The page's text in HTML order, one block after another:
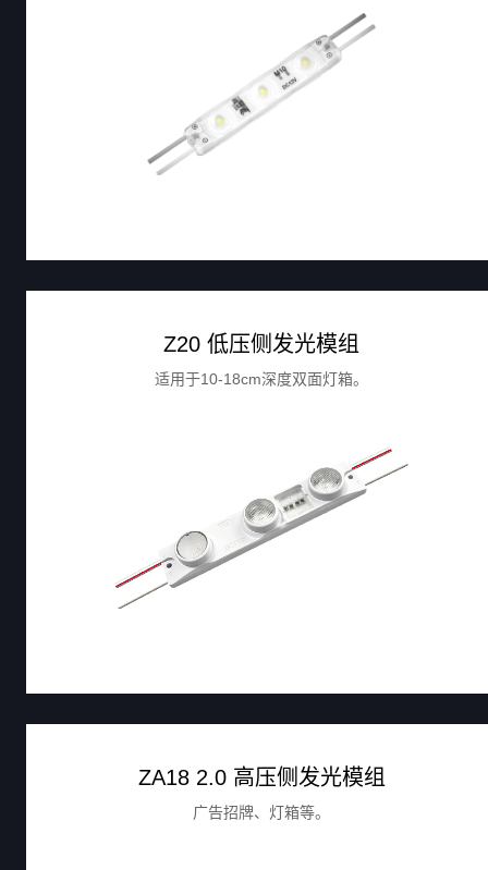
Z20 低压侧发光模组
适用于10-18cm深度双面灯箱。
ZA18 2.0 高压侧发光模组
广告招牌、灯箱等。